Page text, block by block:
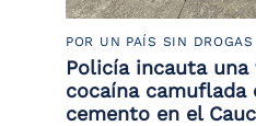
POR UN PAÍS SIN DROGAS
Policía incauta
cocaína camuflada
cemento en el